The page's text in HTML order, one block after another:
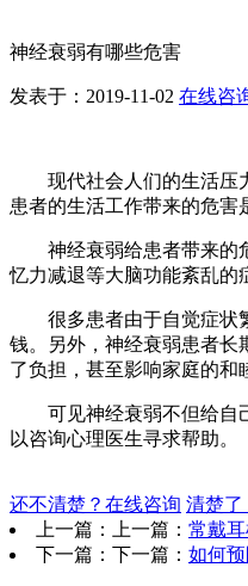
神经衰弱有哪些危害
发表于：2019-11-02 在线咨
现代社会人们的生活压力
患者的生活工作带来的危害
神经衰弱给患者带来的危
忆力减退等大脑功能紊乱的
很多患者由于自觉症状繁
钱。另外，神经衰弱患者长
了负担，甚至影响家庭的和
可见神经衰弱不但给自己
以咨询心理医生寻求帮助。
还不清楚？在线咨询 清楚了
上一篇：上一篇： 常戴
下一篇：下一篇： 如何